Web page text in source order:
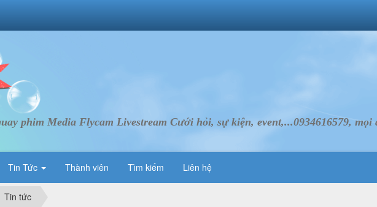
phim Media Flycam Livestream Cưới hỏi, sự kiện, event,...0934616579,
Tin Tức Thành viên Tìm kiếm Liên hệ
Tin tức